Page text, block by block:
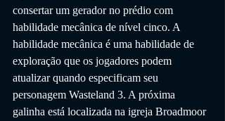
consertar um gerador no prédio com
habilidade mecânica de nível cinco. A
habilidade mecânica é uma habilidade de
exploração que os jogadores podem
atualizar quando especificam seu
personagem Wasteland 3. A próxima
galinha está localizada na igreja Broadmoor